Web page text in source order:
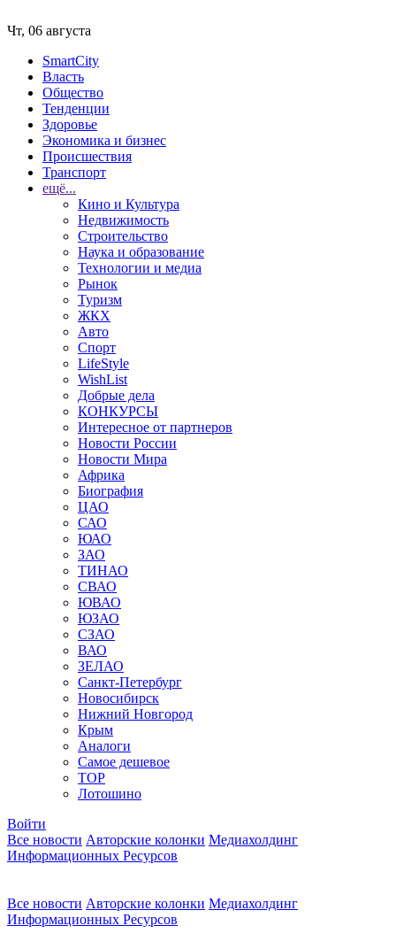
Чт, 06 августа
SmartCity
Власть
Общество
Тенденции
Здоровье
Экономика и бизнес
Происшествия
Транспорт
ещё...
Кино и Культура
Недвижимость
Строительство
Наука и образование
Технологии и медиа
Рынок
Туризм
ЖКХ
Авто
Спорт
LifeStyle
WishList
Добрые дела
КОНКУРСЫ
Интересное от партнеров
Новости России
Новости Мира
Африка
Биография
ЦАО
САО
ЮАО
ЗАО
ТИНАО
СВАО
ЮВАО
ЮЗАО
СЗАО
ВАО
ЗЕЛАО
Санкт-Петербург
Новосибирск
Нижний Новгород
Крым
Аналоги
Самое дешевое
TOP
Лотошино
Войти
Все новости Авторские колонки Медиахолдинг
Информационных Ресурсов
Все новости Авторские колонки Медиахолдинг
Информационных Ресурсов